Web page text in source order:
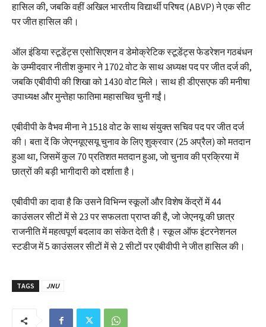
हासिल की, जबकि वहीं अखिल भारतीय विद्यार्थी परिषद (ABVP) ने एक सीट
पर जीत हासिल की।
ऑल इंडिया स्टूडेंट्स एसोसिएशन व डेमोक्रेटिक स्टूडेंट्स फेडरेशन गठबंधन
के उम्मीदवार नीतीश कुमार ने 1702 वोट के साथ अध्यक्ष पद पर जीत दर्ज की,
जबकि एबीवीपी की शिखा को 1430 वोट मिले। साथ ही डीएसएफ की मनीषा
उपाध्यक्ष और मुन्तेहा फातिमा महासचिव चुनी गईं।
एबीवीपी के वैभव मीना ने 1518 वोट के साथ संयुक्त सचिव पद पर जीत दर्ज
की। बता दें कि जेएनयूएसयू चुनाव के लिए शुक्रवार (25 अप्रैल) को मतदान
हुआ था, जिसमें कुल 70 प्रतिशत मतदान हुआ, जो चुनाव की प्रक्रिया में
छात्रों की बड़ी भागीदारी को दर्शाता है।
एबीवीपी का दावा है कि उसने विभिन्न स्कूलों और विशेष केंद्रों में 44
काउंसलर सीटों में से 23 पर सफलता प्राप्त की है, जो जेएनयू की छात्र
राजनीति में महत्वपूर्ण बदलाव का संकेत देती है। स्कूल ऑफ इंटरनेशनल
स्टडीज में 5 काउंसलर सीटों में से 2 सीटों पर एबीवीपी ने जीत हासिल की।
TAGS JNU